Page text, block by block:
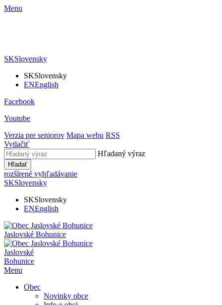
Menu
SKSlovensky
SKSlovensky
ENEnglish
Facebook
Youtube
Verzia pre seniorov Mapa webu RSS
Vytlačiť
Hľadaný výraz
Hľadať
rozšírené vyhľadávanie
SKSlovensky
SKSlovensky
ENEnglish
Jaslovské Bohunice
Jaslovské
Bohunice
Menu
Obec
Novinky obce